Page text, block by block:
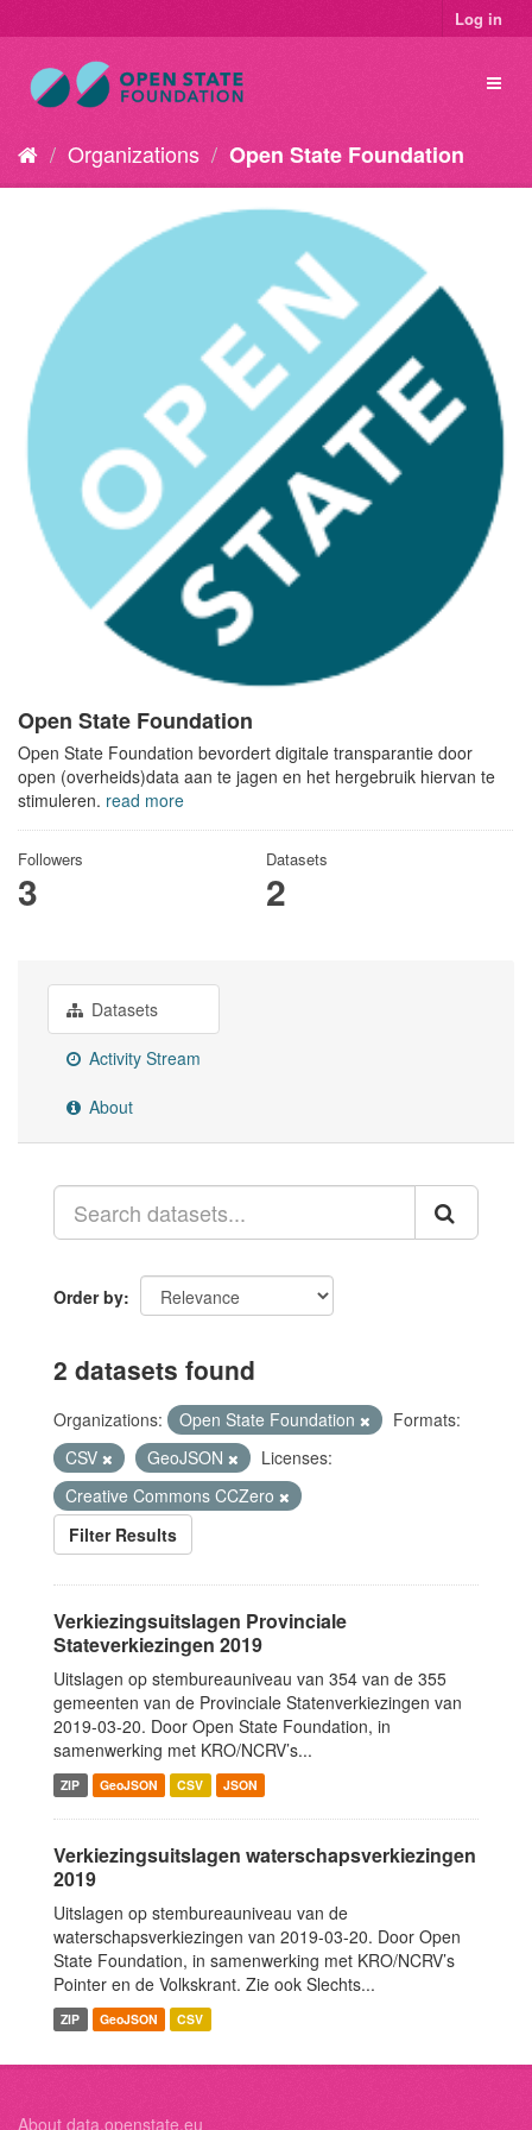
Log in
Organizations Open State Foundation
Open State Foundation
Open State Foundation bevordert digitale transparantie door
open (overheids)data aan te jagen en het hergebruik hiervan te
stimuleren. read more
Followers
3
Datasets
2
Datasets
Activity Stream
About
Order by
2 datasets found
Organizations: Open State Foundation
Formats:
CSV
GeoJSON
Licenses:
Creative Commons CCZero
Filter Results
Verkiezingsuitslagen Provinciale
Stateverkiezingen 2019
Uitslagen op stembureauniveau van 354 van de 355
gemeenten van de Provinciale Statenverkiezingen van
2019-03-20. Door Open State Foundation, in
samenwerking met KRO/NCRV’s...
ZIP GeoJSON CSV JSON
Verkiezingsuitslagen waterschapsverkiezingen
2019
Uitslagen op stembureauniveau van de
waterschapsverkiezingen van 2019-03-20. Door Open
State Foundation, in samenwerking met KRO/NCRV’s
Pointer en de Volkskrant. Zie ook Slechts...
ZIP GeoJSON CSV
About data.openstate.eu